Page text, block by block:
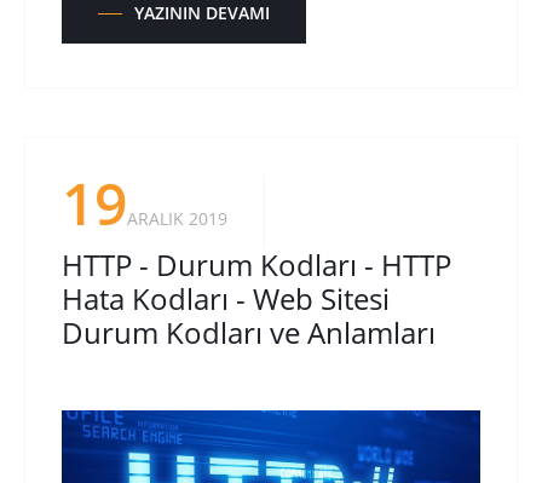
YAZININ DEVAMI
19ARALIK 2019
HTTP - Durum Kodları - HTTP
Hata Kodları - Web Sitesi
Durum Kodları ve Anlamları